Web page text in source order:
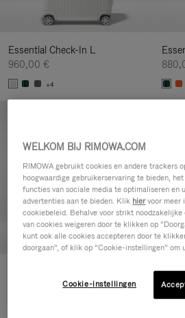
Essential Check-In L
960,00 €
+4
WELKOM BIJ RIMOWA.COM
RIMOWA gebruikt cookies en andere trackers
hoogwaardige gebruikerservaring te bieden,
functies van sociale media te optimaliseren en
advertenties aan te bieden. Klik hiervoor meer
cookiebeleid. Behalve voor strikt
van cookies weigeren door te klikken op
kunt ook alle cookies accepteren door te
doorgaan”, of klik op “Cookie-instellingen” om
Cookie-instellingen